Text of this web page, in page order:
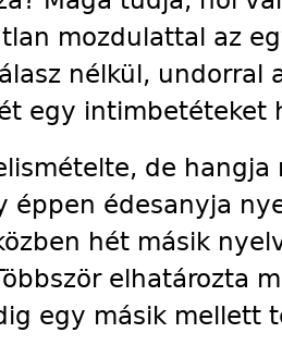
mozdulattal az
nélkül, undorral
egy intimbetéteket
de
éppen édesanyja
hét másik
elhatározta
egy másik mellett